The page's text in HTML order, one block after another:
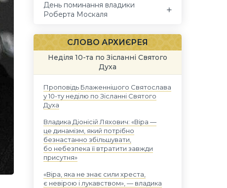
День поминання владики
Роберта Москаля
СЛОВО АРХИЄРЕЯ
Неділя 10-та по Зісланні Святого
Духа
Проповідь Блаженнішого Святослава
у 10-ту неділю по Зісланні Святого
Духа
Владика Діонісій Ляхович: «Віра —
це динамізм, який потрібно
безнастанно збільшувати,
бо небезпека її втратити завжди
присутня»
«Віра, яка не знає сили хреста,
є невірою і лукавством», — владика